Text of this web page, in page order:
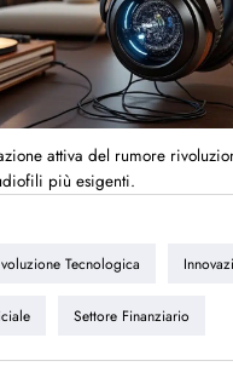
attiva del rumore
più esigenti.
Tecnologica
Settore Finanziario